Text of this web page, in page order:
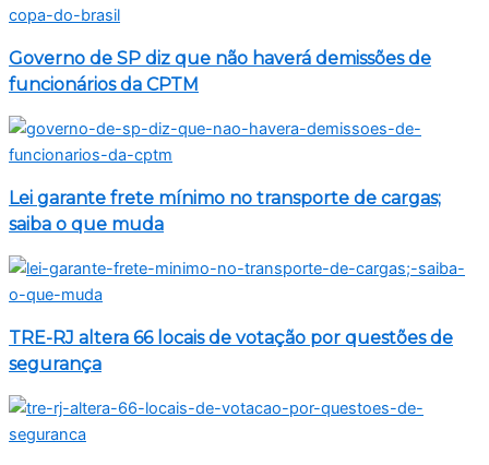
Governo de SP diz que não haverá demissões de
funcionários da CPTM
Lei garante frete mínimo no transporte de cargas;
saiba o que muda
TRE-RJ altera 66 locais de votação por questões de
segurança